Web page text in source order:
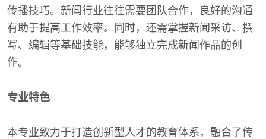
传播技巧。新闻行业往往需要团队合作，良好的沟通
有助于提高工作效率。同时，还需掌握新闻采访、撰
写、编辑等基础技能，能够独立完成新闻作品的创
作。
专业特色
本专业致力于打造创新型人才的教育体系，融合了传